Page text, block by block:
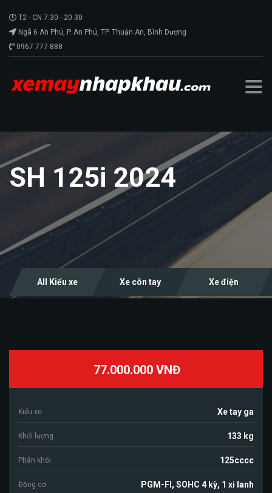
T2 - CN 7.30 - 20:30
Ngã 6 An Phú, P. An Phú, TP. Thuận An, Bình Dương
0967 777 888
SH 125i 2024
All Kiểu xe Xe côn tay Xe điện
77.000.000 VNĐ
Kiểu xe Xe tay ga
Khối lượng 133 kg
Phân khối 125cccc
Động cơ PGM-FI, SOHC 4 kỳ, 1 xi lanh